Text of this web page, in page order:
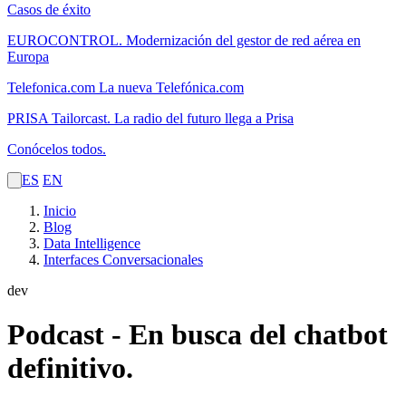
Casos de éxito
EUROCONTROL. Modernización del gestor de red aérea en
Europa
Telefonica.com La nueva Telefónica.com
PRISA Tailorcast. La radio del futuro llega a Prisa
Conócelos todos.
ES EN
Inicio
Blog
Data Intelligence
Interfaces Conversacionales
dev
Podcast - En busca del chatbot
definitivo.